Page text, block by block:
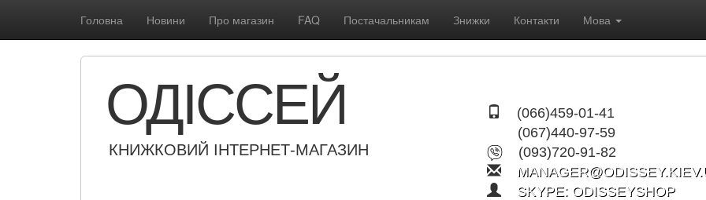
Головна Новини Про магазин FAQ Постачальникам Знижки Контакти Мова
(066)459-01-41
(067)440-97-59
(093)720-91-82
SKYPE: ODISSEYSHOP
ОДІССЕЙ
КНИЖКОВИЙ ІНТЕРНЕТ-МАГАЗИН